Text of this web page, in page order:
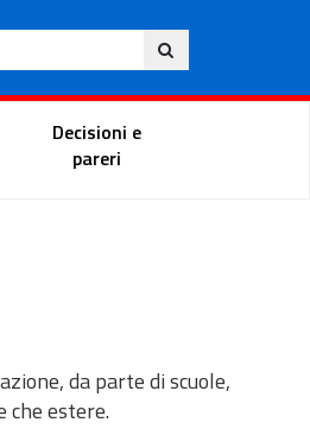
Ita
Decisioni e
pareri
da parte di scuole,
estere.